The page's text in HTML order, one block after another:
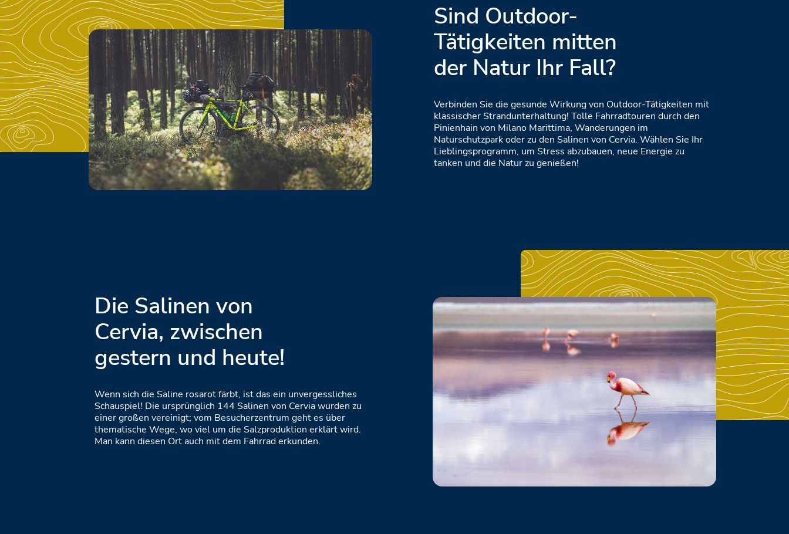
Sind Outdoor-
Tätigkeiten mitten
der Natur Ihr Fall?
Verbinden Sie die gesunde Wirkung von Outdoor-Tätigkeiten mit
klassischer Strandunterhaltung! Tolle Fahrradtouren durch den
Pinienhain von Milano Marittima, Wanderungen im
Naturschutzpark oder zu den Salinen von Cervia. Wählen Sie Ihr
Lieblingsprogramm, um Stress abzubauen, neue Energie zu
tanken und die Natur zu genießen!
Die Salinen von
Cervia, zwischen
gestern und heute!
Wenn sich die Saline rosarot färbt, ist das ein unvergessliches
Schauspiel! Die ursprünglich 144 Salinen von Cervia wurden zu
einer großen vereinigt; vom Besucherzentrum geht es über
thematische Wege, wo viel um die Salzproduktion erklärt wird.
Man kann diesen Ort auch mit dem Fahrrad erkunden.